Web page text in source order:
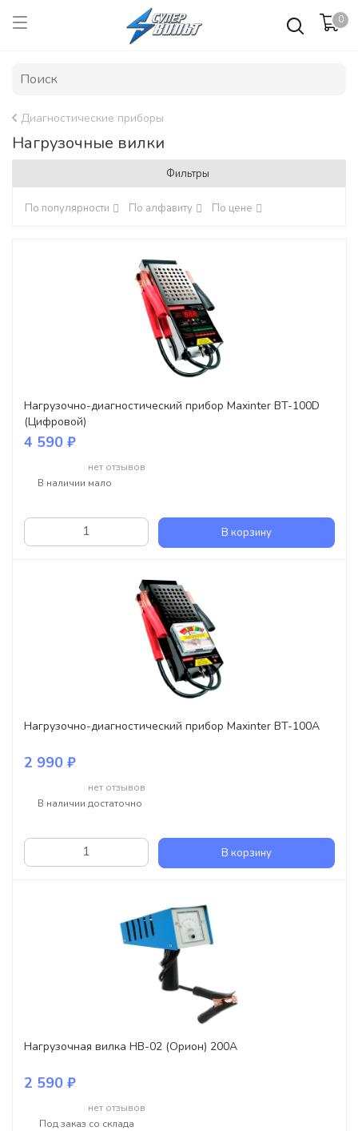
0
Диагностические приборы
Нагрузочные вилки
Фильтры
По популярности По алфавиту По цене
Нагрузочно-диагностический прибор Maxinter BT-100D
(Цифровой)
4 590 ₽
нет отзывов
В наличии мало
В корзину
Нагрузочно-диагностический прибор Maxinter BT-100А
2 990 ₽
нет отзывов
В наличии достаточно
В корзину
Нагрузочная вилка НВ-02 (Орион) 200А
2 590 ₽
нет отзывов
Под заказ со склада